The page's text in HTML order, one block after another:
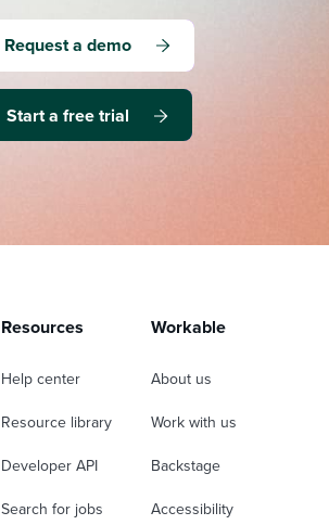
Request a demo
Start a free trial
Resources
Help center
Resource library
Developer API
Search for jobs
Workable
About us
Work with us
Backstage
Accessibility